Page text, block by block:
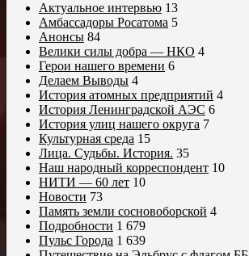
Актуальное интервью 13
Амбассадоры Росатома 5
Анонсы 84
Велики силы добра — НКО 4
Герои нашего времени 6
Делаем Выводы 4
История атомных предприятий 4
История Ленинградской АЭС 6
История улиц нашего округа 7
Культурная среда 15
Лица. Судьбы. История. 35
Наш народный корреспондент 10
НИТИ — 60 лет 10
Новости 73
Память земли сосновоборской 4
Подробности 1 679
Пульс Города 1 639